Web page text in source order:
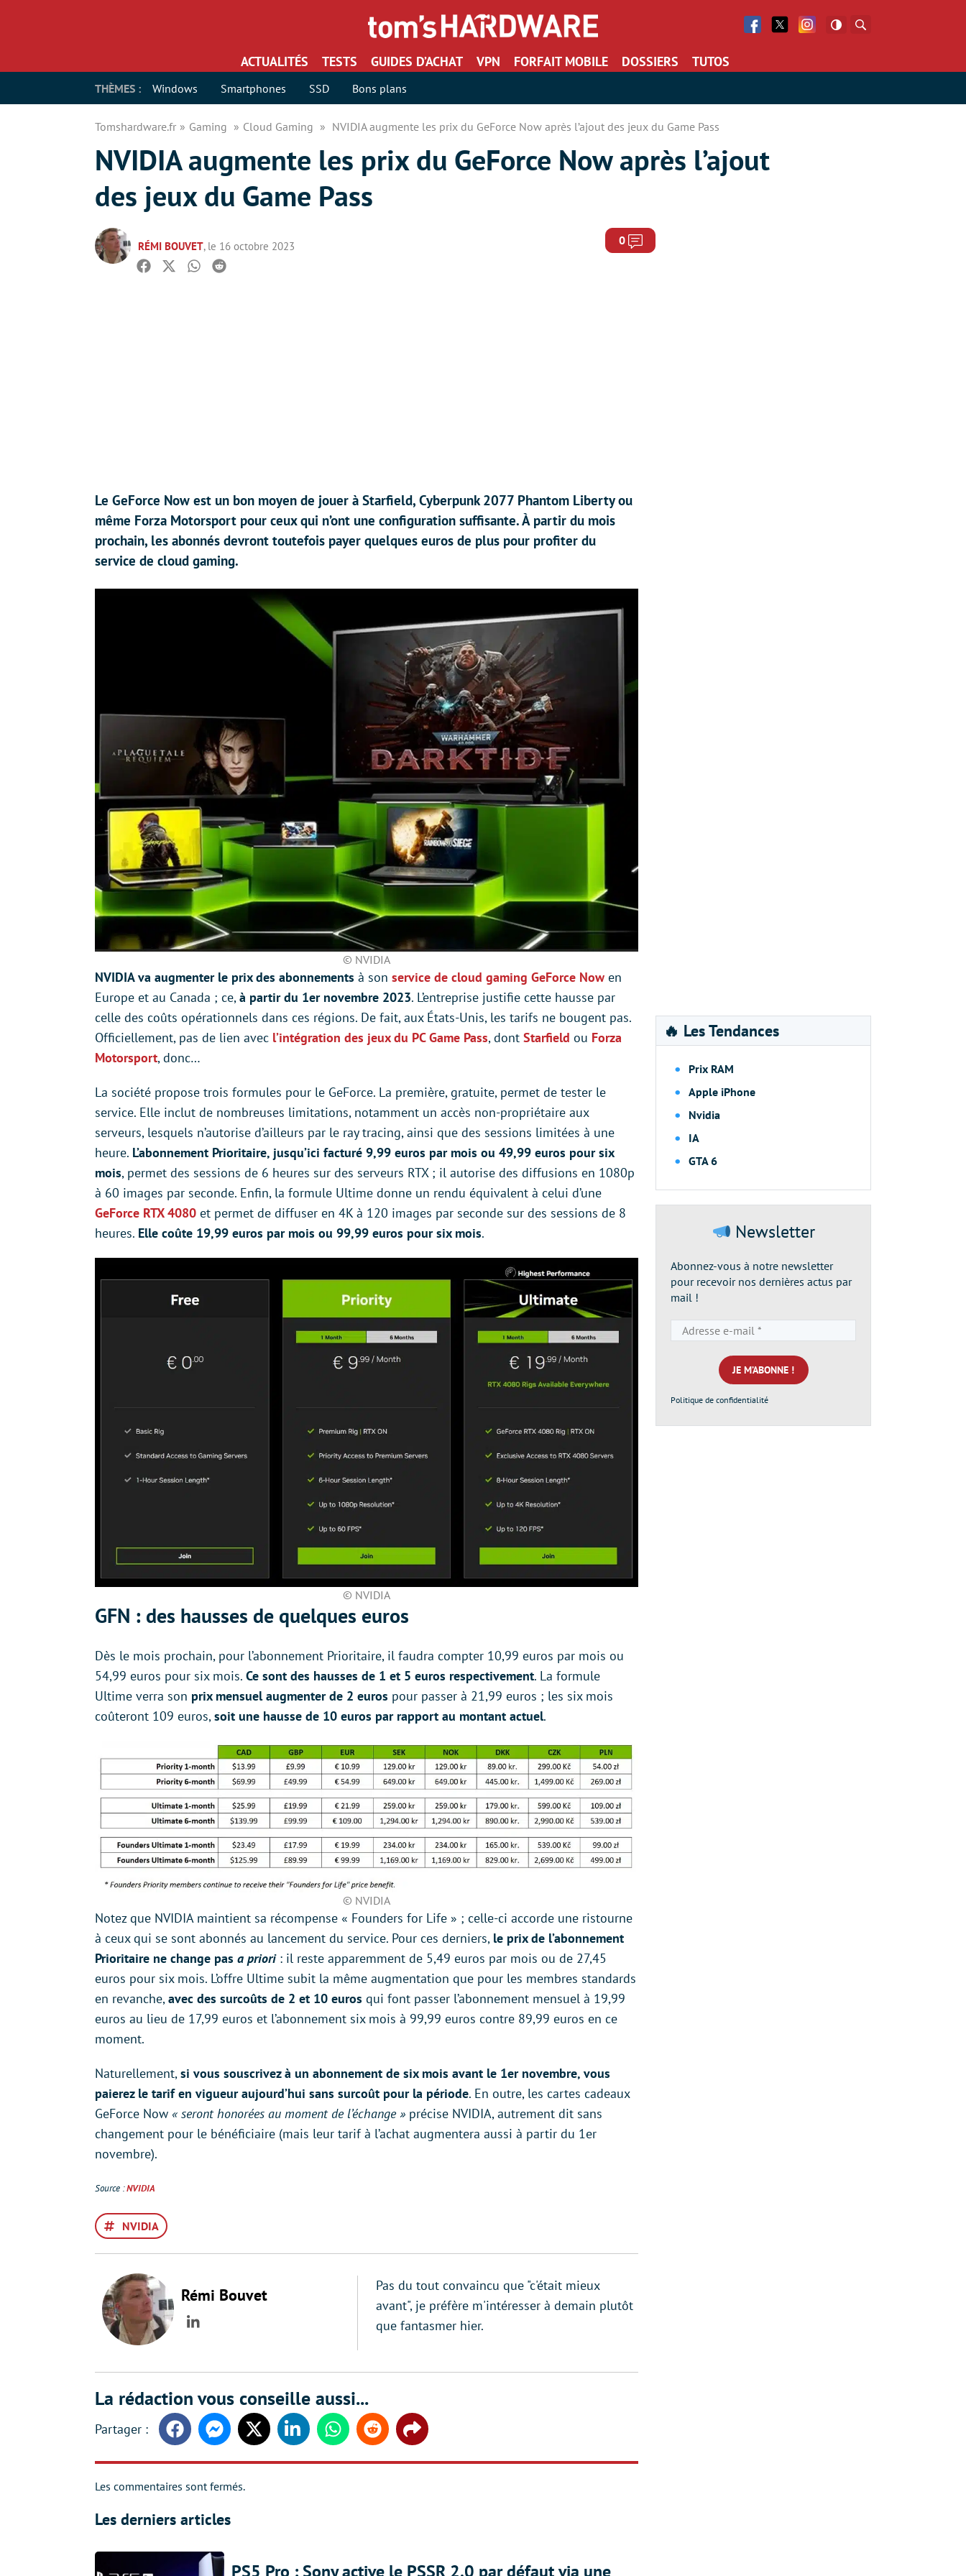
Facebook
Twitter Facebook
ACTUALITÉS TESTS GUIDES D’ACHAT VPN FORFAIT MOBILE DOSSIERS TUTOS
THÈMES : Windows Smartphones SSD Bons plans
Tomshardware.fr Gaming Cloud Gaming NVIDIA augmente les prix du GeForce Now après l’ajout des jeux du Game Pass
NVIDIA augmente les prix du GeForce Now après l’ajout
des jeux du Game Pass
RÉMI BOUVET, le 16 octobre 2023 0 Commentaires
Facebook
TwitterWhatsapp
Reddit
Le GeForce Now est un bon moyen de jouer à Starfield, Cyberpunk 2077 Phantom Liberty ou
même Forza Motorsport pour ceux qui n’ont une configuration suffisante. À partir du mois
prochain, les abonnés devront toutefois payer quelques euros de plus pour profiter du
service de cloud gaming.
© NVIDIA
NVIDIA va augmenter le prix des abonnements à son service de cloud gaming GeForce Now en
Europe et au Canada ; ce,à partir du 1er novembre 2023. L’entreprise justifie cette hausse par
celle des coûts opérationnels dans ces régions. De fait, aux États-Unis, les tarifs ne bougent pas.
Officiellement, pas de lien avec l’intégration des jeux du PC Game Pass, dont Starfield ou Forza
Motorsport, donc…
La société propose trois formules pour le GeForce. La première, gratuite, permet de tester le
service. Elle inclut de nombreuses limitations, notamment un accès non-propriétaire aux
serveurs, lesquels n’autorise d’ailleurs par le ray tracing, ainsi que des sessions limitées à une
heure. L’abonnement Prioritaire, jusqu’ici facturé 9,99 euros par mois ou 49,99 euros pour six
mois, permet des sessions de 6 heures sur des serveurs RTX ; il autorise des diffusions en 1080p
à 60 images par seconde. Enfin, la formule Ultime donne un rendu équivalent à celui d’une
GeForce RTX 4080 et permet de diffuser en 4K à 120 images par seconde sur des sessions de 8
heures. Elle coûte 19,99 euros par mois ou 99,99 euros pour six mois.
© NVIDIA
GFN : des hausses de quelques euros
Dès le mois prochain, pour l’abonnement Prioritaire, il faudra compter 10,99 euros par mois ou
54,99 euros pour six mois. Ce sont des hausses de 1 et 5 euros respectivement. La formule
Ultime verra son prix mensuel augmenter de 2 euros pour passer à 21,99 euros ; les six mois
coûteront 109 euros,soit une hausse de 10 euros par rapport au montant actuel.
© NVIDIA
Notez que NVIDIA maintient sa récompense « Founders for Life » ; celle-ci accorde une ristourne
à ceux qui se sont abonnés au lancement du service. Pour ces derniers, le prix de l’abonnement
Prioritaire ne change pas a priori: il reste apparemment de 5,49 euros par mois ou de 27,45
euros pour six mois. L’offre Ultime subit la même augmentation que pour les membres standards
en revanche,avec des surcoûts de 2 et 10 euros qui font passer l’abonnement mensuel à 19,99
euros au lieu de 17,99 euros et l’abonnement six mois à 99,99 euros contre 89,99 euros en ce
moment.
Naturellement,si vous souscrivez à un abonnement de six mois avant le 1er novembre, vous
paierez le tarif en vigueur aujourd’hui sans surcoût pour la période. En outre, les cartes cadeaux
GeForce Now « seront honorées au moment de l’échange » précise NVIDIA, autrement dit sans
changement pour le bénéficiaire (mais leur tarif à l’achat augmentera aussi à partir du 1er
novembre).
Source :NVIDIA
NVIDIA
Rémi Bouvet
LinkedIn
Pas du tout convaincu que "c'était mieux
avant", je préfère m'intéresser à demain plutôt
que fantasmer hier.
La rédaction vous conseille aussi...
FacebookMessengerTwitter LinkedinWhatsappReddit Share
Les commentaires sont fermés.
Les derniers articles
🔥 Les Tendances
Prix RAM
Apple iPhone
Nvidia
IA
GTA 6
Newsletter
Abonnez-vous à notre newsletter
pour recevoir nos dernières actus par
mail !
e-
mail
*
Politique de confidentialité